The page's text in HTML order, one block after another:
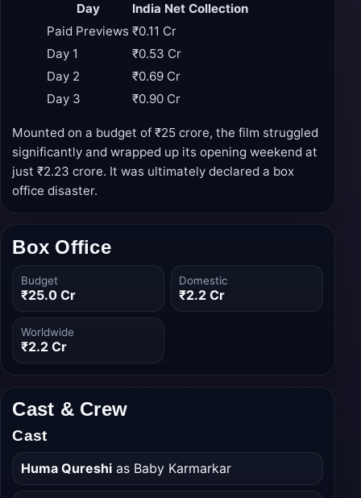
Day
India Net Collection
Paid Previews ₹0.11 Cr
Day 1
₹0.53 Cr
Day 2
₹0.69 Cr
Day 3
₹0.90 Cr
Mounted on a budget of ₹25 crore, the film struggled
significantly and wrapped up its opening weekend at
just ₹2.23 crore. It was ultimately declared a box
office disaster.
Box Office
Budget
₹25.0 Cr
Domestic
₹2.2 Cr
Worldwide
₹2.2 Cr
Cast & Crew
Cast
Huma Qureshias Baby Karmarkar